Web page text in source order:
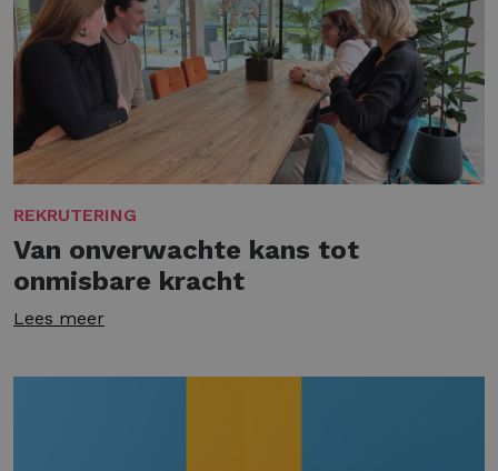
REKRUTERING
Van onverwachte kans tot
onmisbare kracht
Lees meer